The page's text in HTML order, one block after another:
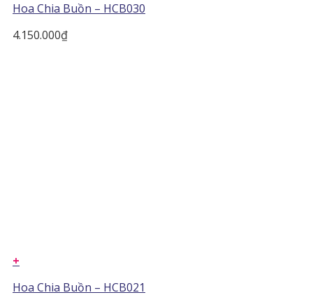
Hoa Chia Buồn – HCB030
4.150.000₫
+
Hoa Chia Buồn – HCB021